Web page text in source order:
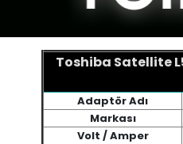
Toshiba Satellite
Adaptör Adı
Markası
Volt / Amper